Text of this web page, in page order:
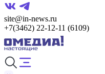
site@in-news.ru
+7(3462) 22-12-11 (6109)